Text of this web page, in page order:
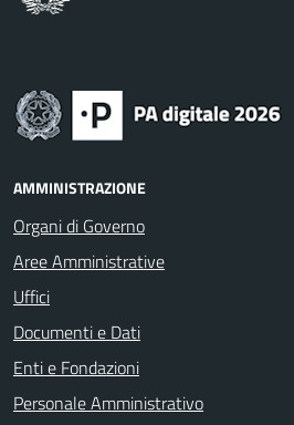
AMMINISTRAZIONE
Organi di Governo
Aree Amministrative
Uffici
Documenti e Dati
Enti e Fondazioni
Personale Amministrativo